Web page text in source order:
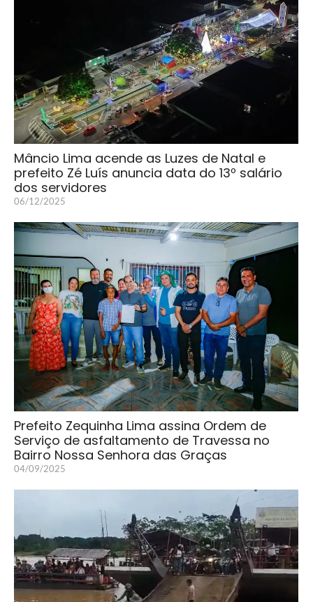
Mâncio Lima acende as Luzes de Natal e
prefeito Zé Luís anuncia data do 13º salário
dos servidores
06/12/2025
Prefeito Zequinha Lima assina Ordem de
Serviço de asfaltamento de Travessa no
Bairro Nossa Senhora das Graças
04/09/2025